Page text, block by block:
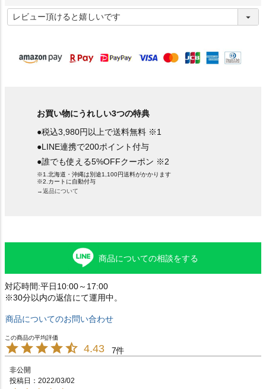
必
須
お買い物にうれしい3つの特典
●税込3,980円以上で送料無料 ※1
●LINE連携で200ポイント付与
●誰でも使える5%OFFクーポン ※2
※1.北海道・沖縄は別途1,100円送料がかかります
※2.カートに自動付与
→返品について
商品についての相談をする
対応時間:平日10:00～17:00
※30分以内の返信にて運用中。
商品についてのお問い合わせ
4.43 7
非公開
投稿日
2022/03/02